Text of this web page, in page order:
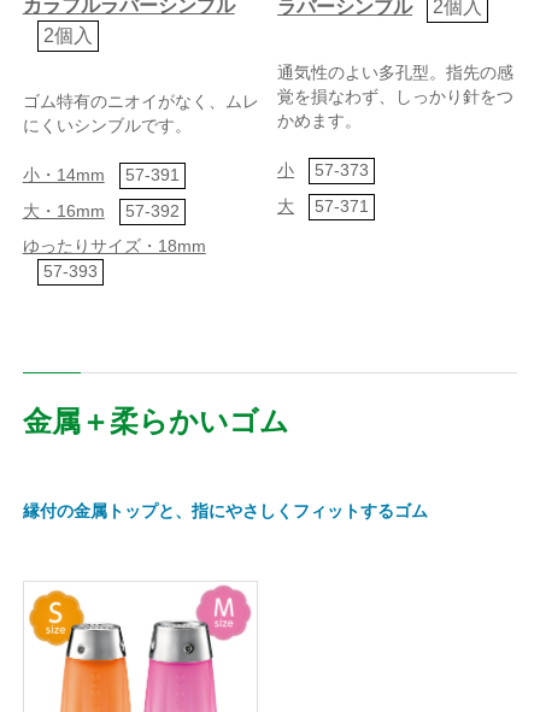
カラフルラバーシンブル
2個入
ゴム特有のニオイがなく、ムレ
にくいシンブルです。
小・14mm
57-391
大・16mm
57-392
ゆったりサイズ・18mm
57-393
ラバーシンブル 2個入
通気性のよい多孔型。指先の感
覚を損なわず、しっかり針をつ
かめます。
小
57-373
大
57-371
金属＋柔らかいゴム
縁付の金属トップと、指にやさしくフィットするゴム